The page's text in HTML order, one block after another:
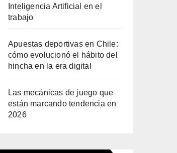
Inteligencia Artificial en el
trabajo
Apuestas deportivas en Chile:
cómo evolucionó el hábito del
hincha en la era digital
Las mecánicas de juego que
están marcando tendencia en
2026